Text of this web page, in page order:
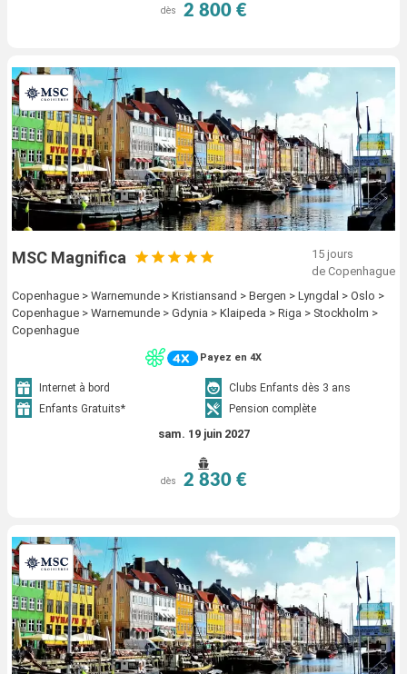
dès 2 800 €
MSC Magnifica
15 jours
de Copenhague
Copenhague > Warnemunde > Kristiansand > Bergen > Lyngdal > Oslo >
Copenhague > Warnemunde > Gdynia > Klaipeda > Riga > Stockholm >
Copenhague
Payez en 4X
Internet à bord
Clubs Enfants dès 3 ans
Enfants Gratuits*
Pension complète
sam. 19 juin 2027
dès 2 830 €